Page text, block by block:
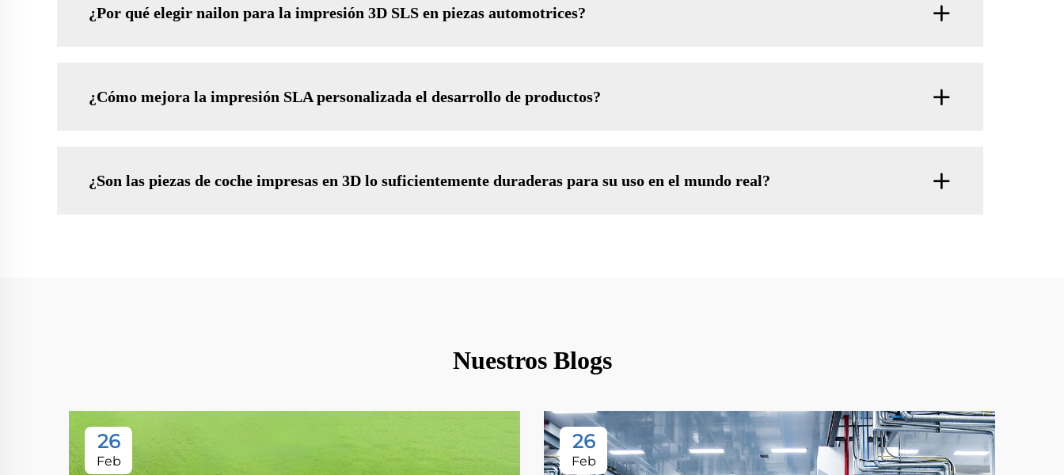
¿Por qué elegir nailon para la impresión 3D SLS en piezas automotrices?
¿Cómo mejora la impresión SLA personalizada el desarrollo de productos?
¿Son las piezas de coche impresas en 3D lo suficientemente duraderas para su uso en el mundo real?
Nuestros Blogs
26
Feb
26
Feb